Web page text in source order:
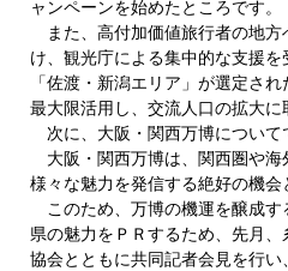
ャンペーンを始めたところです。
また、高付加価値旅行者の地方
け、観光庁による集中的な支援
「佐渡・新潟エリア」が選定さ
最大限活用し、交流人口の拡大に
次に、大阪・関西万博について
大阪・関西万博は、関西圏や海
様々な魅力を発信する絶好の機会
このため、万博の機運を醸成す
県の魅力をＰＲするため、先月
協会とともに共同記者会見を行